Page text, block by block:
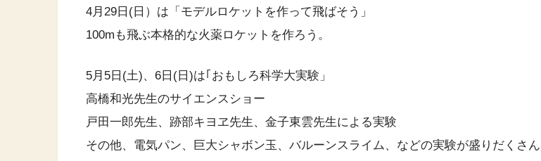
4月29日(日）は「モデルロケットを作って飛ばそう」
100mも飛ぶ本格的な火薬ロケットを作ろう。
5月5日(土)、6日(日)は｢おもしろ科学大実験」
高橋和光先生のサイエンスショー
戸田一郎先生、跡部キヨヱ先生、金子東雲先生による実験
その他、電気パン、巨大シャボン玉、バルーンスライム、などの実験が盛りだくさん